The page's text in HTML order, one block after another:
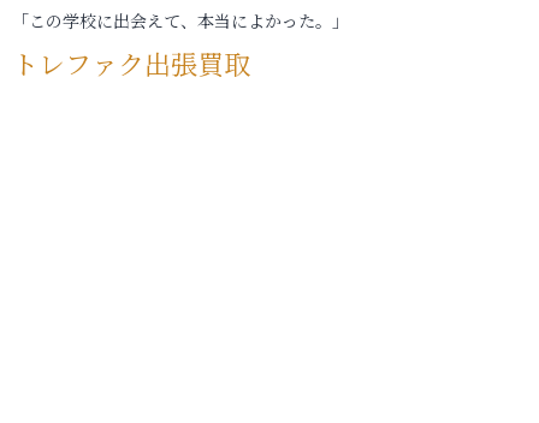
「この学校に出会えて、本当によかった。」
トレファク出張買取